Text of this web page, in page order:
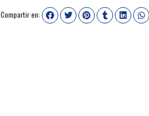
Compartir en: